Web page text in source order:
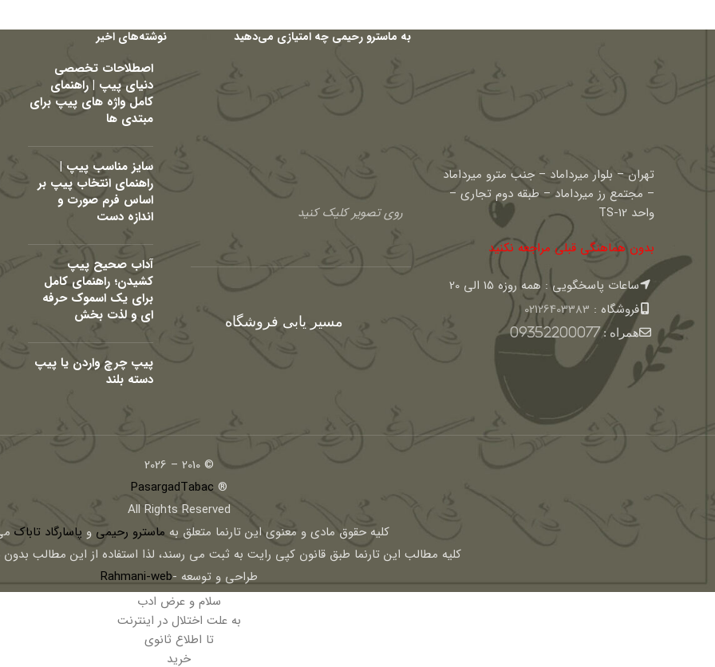
تهران – بلوار میرداماد – جنب مترو میرداماد
– مجتمع رز میرداماد – طبقه دوم تجاری –
واحد TS-12
بدون هماهنگی قبلی مراجعه نکنید
ساعات پاسخگویی : همه روزه 15 الی 20
فروشگاه : 02126403383
همراه :09352200077
به ماسترو رحیمی چه امتیازی می‌دهید
روی تصویر کلیک کنید
مسیر یابی فروشگاه
نوشته‌های اخیر
اصطلاحات تخصصی
دنیای پیپ | راهنمای
کامل واژه های پیپ برای
مبتدی ها
سایز مناسب پیپ |
راهنمای انتخاب پیپ بر
اساس فرم صورت و
اندازه دست
آداب صحیح پیپ
کشیدن؛ راهنمای کامل
برای یک اسموک حرفه
ای و لذت بخش
پیپ چرچ واردن یا پیپ
دسته بلند
© 2010 – 2026
®
PasargadTabac
All Rights Reserved
كليه حقوق مادی و معنوی اين تارنما متعلق به ماسترو رحیمی و پاسارگاد تاباک
کلیه مطالب این تارنما طبق قانون کپی رایت به ثبت می رسند، لذا استفاده از این مطالب
طراحی و توسعه -Rahmani-web
سلام و عرض ادب
به علت اختلال در اینترنت
تا اطلاع ثانوی
خرید